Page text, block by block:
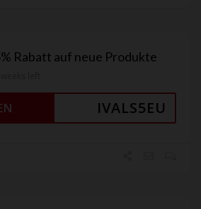
Rabatt auf neue Produkte
IVALS5EU